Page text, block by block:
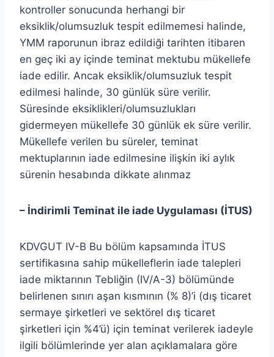
kontroller sonucunda herhangi bir
eksiklik/olumsuzluk tespit edilmemesi halinde,
YMM raporunun ibraz edildiği tarihten itibaren
en geç iki ay içinde teminat mektubu mükellefe
iade edilir. Ancak eksiklik/olumsuzluk tespit
edilmesi halinde, 30 günlük süre verilir.
Süresinde eksiklikleri/olumsuzlukları
gidermeyen mükellefe 30 günlük ek süre verilir.
Mükellefe verilen bu süreler, teminat
mektuplarının iade edilmesine ilişkin iki aylık
sürenin hesabında dikkate alınmaz
– İndirimli Teminat ile iade Uygulaması (İTUS)
KDVGUT IV-B Bu bölüm kapsamında İTUS
sertifikasına sahip mükelleflerin iade talepleri
iade miktarının Tebliğin (IV/A-3) bölümünde
belirlenen sınırı aşan kısmının (% 8)’i (dış ticaret
sermaye şirketleri ve sektörel dış ticaret
şirketleri için %4’ü) için teminat verilerek iadeyle
ilgili bölümlerinde yer alan açıklamalara göre